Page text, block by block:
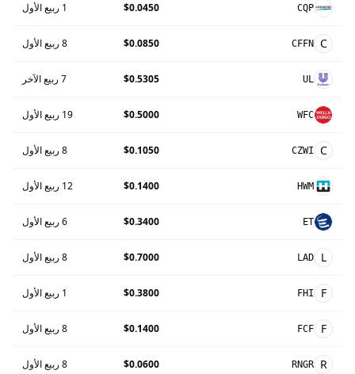
CQP
$0.0450 1 ربيع الأول
C
CFFN
$0.0850 8 ربيع الأول
UL
$0.5305 7 ربيع الآخر
WFC
$0.5000 19 ربيع الأول
C
CZWI
$0.1050 8 ربيع الأول
HWM
$0.1400 12 ربيع الأول
ET
$0.3400 6 ربيع الأول
L
LAD
$0.7000 8 ربيع الأول
F
FHI
$0.3800 1 ربيع الأول
F
FCF
$0.1400 8 ربيع الأول
R
RNGR
$0.0600 8 ربيع الأول